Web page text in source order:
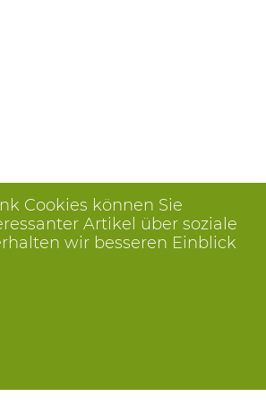
Cookies können Sie
Artikel über soziale
wir besseren Einblick